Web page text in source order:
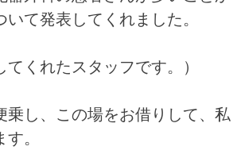
て発表してくれました。
てくれたスタッフです。）
乗し、この場をお借りして、
。